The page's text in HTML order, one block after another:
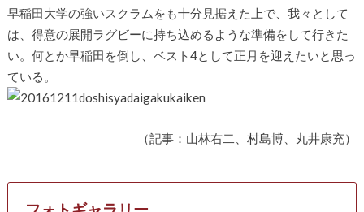
早稲田大学の強いスクラムをも十分見据えた上で、我々として
は、得意の展開ラグビーに持ち込めるような準備をして行きた
い。何とか早稲田を倒し、ベスト4として正月を迎えたいと思っ
ている。
（記事：山林右二、村島博、丸井康充）